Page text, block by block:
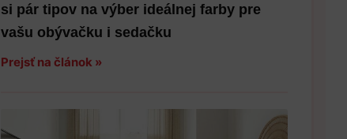
si pár tipov na výber ideálnej farby pre
vašu obývačku i sedačku
Prejsť na článok »